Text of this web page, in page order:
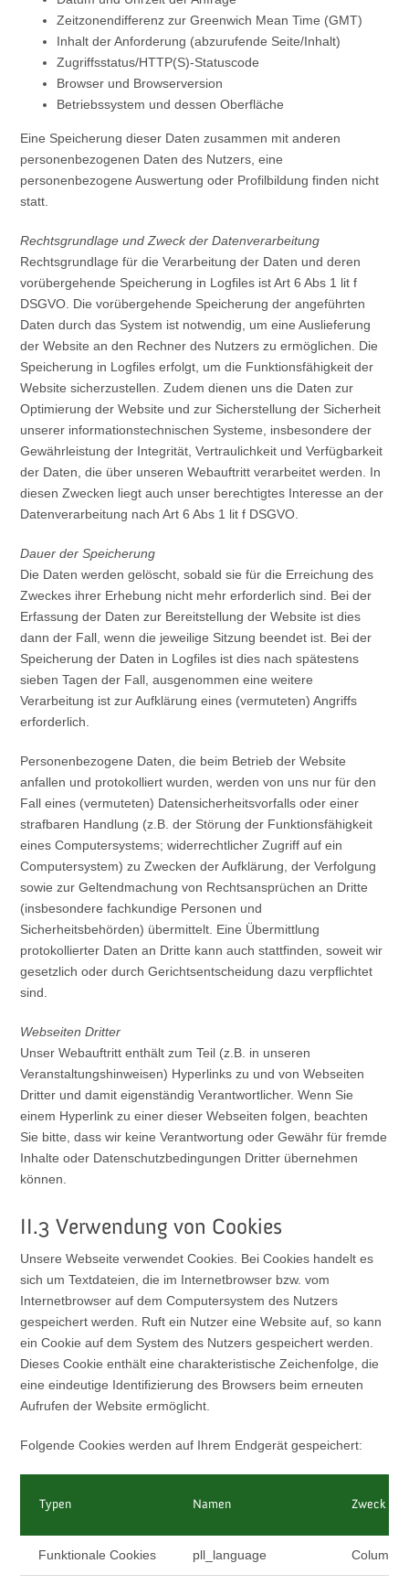
Zeitzonendifferenz zur Greenwich Mean Time (GMT)
Inhalt der Anforderung (abzurufende Seite/Inhalt)
Zugriffsstatus/HTTP(S)-Statuscode
Browser und Browserversion
Betriebssystem und dessen Oberfläche
Eine Speicherung dieser Daten zusammen mit anderen
personenbezogenen Daten des Nutzers, eine
personenbezogene Auswertung oder Profilbildung finden nicht
statt.
Rechtsgrundlage und Zweck der Datenverarbeitung
Rechtsgrundlage für die Verarbeitung der Daten und deren
vorübergehende Speicherung in Logfiles ist Art 6 Abs 1 lit f
DSGVO. Die vorübergehende Speicherung der angeführten
Daten durch das System ist notwendig, um eine Auslieferung
der Website an den Rechner des Nutzers zu ermöglichen. Die
Speicherung in Logfiles erfolgt, um die Funktionsfähigkeit der
Website sicherzustellen. Zudem dienen uns die Daten zur
Optimierung der Website und zur Sicherstellung der Sicherheit
unserer informationstechnischen Systeme, insbesondere der
Gewährleistung der Integrität, Vertraulichkeit und Verfügbarkeit
der Daten, die über unseren Webauftritt verarbeitet werden. In
diesen Zwecken liegt auch unser berechtigtes Interesse an der
Datenverarbeitung nach Art 6 Abs 1 lit f DSGVO.
Dauer der Speicherung
Die Daten werden gelöscht, sobald sie für die Erreichung des
Zweckes ihrer Erhebung nicht mehr erforderlich sind. Bei der
Erfassung der Daten zur Bereitstellung der Website ist dies
dann der Fall, wenn die jeweilige Sitzung beendet ist. Bei der
Speicherung der Daten in Logfiles ist dies nach spätestens
sieben Tagen der Fall, ausgenommen eine weitere
Verarbeitung ist zur Aufklärung eines (vermuteten) Angriffs
erforderlich.
Personenbezogene Daten, die beim Betrieb der Website
anfallen und protokolliert wurden, werden von uns nur für den
Fall eines (vermuteten) Datensicherheitsvorfalls oder einer
strafbaren Handlung (z.B. der Störung der Funktionsfähigkeit
eines Computersystems; widerrechtlicher Zugriff auf ein
Computersystem) zu Zwecken der Aufklärung, der Verfolgung
sowie zur Geltendmachung von Rechtsansprüchen an Dritte
(insbesondere fachkundige Personen und
Sicherheitsbehörden) übermittelt. Eine Übermittlung
protokollierter Daten an Dritte kann auch stattfinden, soweit wir
gesetzlich oder durch Gerichtsentscheidung dazu verpflichtet
sind.
Webseiten Dritter
Unser Webauftritt enthält zum Teil (z.B. in unseren
Veranstaltungshinweisen) Hyperlinks zu und von Webseiten
Dritter und damit eigenständig Verantwortlicher. Wenn Sie
einem Hyperlink zu einer dieser Webseiten folgen, beachten
Sie bitte, dass wir keine Verantwortung oder Gewähr für fremde
Inhalte oder Datenschutzbedingungen Dritter übernehmen
können.
II.3 Verwendung von Cookies
Unsere Webseite verwendet Cookies. Bei Cookies handelt es
sich um Textdateien, die im Internetbrowser bzw. vom
Internetbrowser auf dem Computersystem des Nutzers
gespeichert werden. Ruft ein Nutzer eine Website auf, so kann
ein Cookie auf dem System des Nutzers gespeichert werden.
Dieses Cookie enthält eine charakteristische Zeichenfolge, die
eine eindeutige Identifizierung des Browsers beim erneuten
Aufrufen der Website ermöglicht.
Folgende Cookies werden auf Ihrem Endgerät gespeichert:
Typen Namen Zweck
Funktionale Cookies pll_language Column